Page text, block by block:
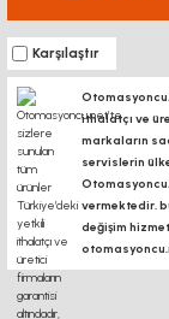
Karşılaştır
ithalatçı ve
markaların
servislerin
vermektedir.
değişim